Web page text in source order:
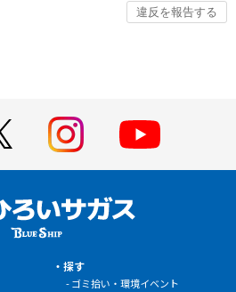
探す
ゴミ拾い・環境イベント